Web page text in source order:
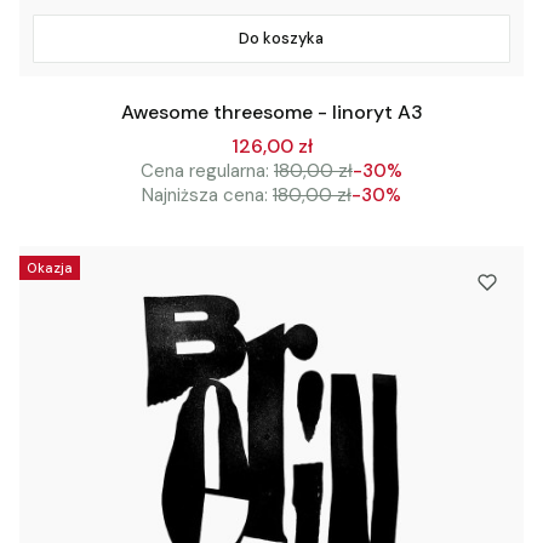
Do koszyka
Awesome threesome - linoryt A3
126,00 zł
Cena regularna: 180,00 zł-30%
Najniższa cena: 180,00 zł-30%
Okazja